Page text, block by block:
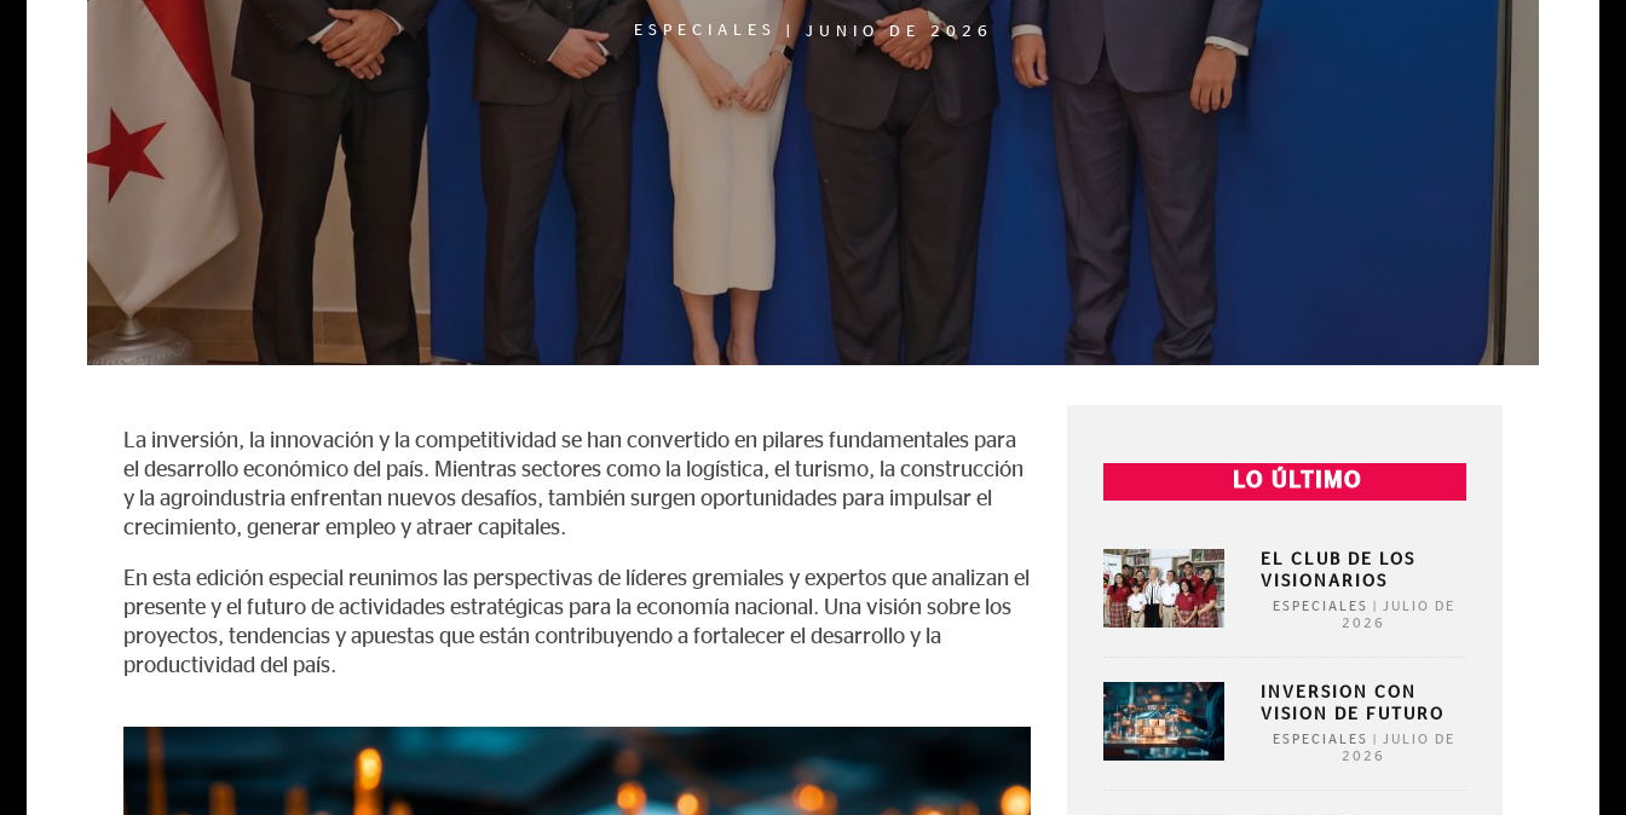
ESPECIALES | JUNIO DE 2026
La inversión, la innovación y la competitividad se han convertido en pilares fundamentales para
el desarrollo económico del país. Mientras sectores como la logística, el turismo, la construcción
y la agroindustria enfrentan nuevos desafíos, también surgen oportunidades para impulsar el
crecimiento, generar empleo y atraer capitales.
En esta edición especial reunimos las perspectivas de líderes gremiales y expertos que analizan el
presente y el futuro de actividades estratégicas para la economía nacional. Una visión sobre los
proyectos, tendencias y apuestas que están contribuyendo a fortalecer el desarrollo y la
productividad del país.
LO ÚLTIMO
EL CLUB DE LOS
VISIONARIOS
ESPECIALES
JULIO DE
2026
INVERSION CON
VISION DE FUTURO
ESPECIALES
JULIO DE
2026